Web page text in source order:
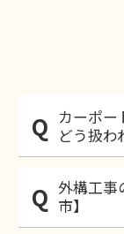
カーポー
どう扱わ
外構工事
市】